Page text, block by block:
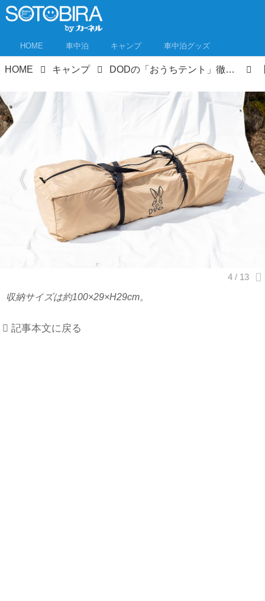
HOME 車中泊 キャンプ 車中泊グッズ
HOME キャンプ DODの「おうちテント」徹底レビュー！手軽にロッジ型テント気分が楽しめる！
収納サイズは約100×29×H29cm。
記事本文に戻る